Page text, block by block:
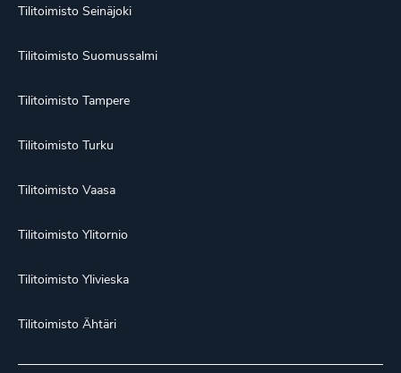
Tilitoimisto Seinäjoki
Tilitoimisto Suomussalmi
Tilitoimisto Tampere
Tilitoimisto Turku
Tilitoimisto Vaasa
Tilitoimisto Ylitornio
Tilitoimisto Ylivieska
Tilitoimisto Ähtäri